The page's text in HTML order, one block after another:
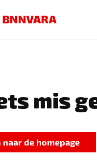
mis
naar de homepage